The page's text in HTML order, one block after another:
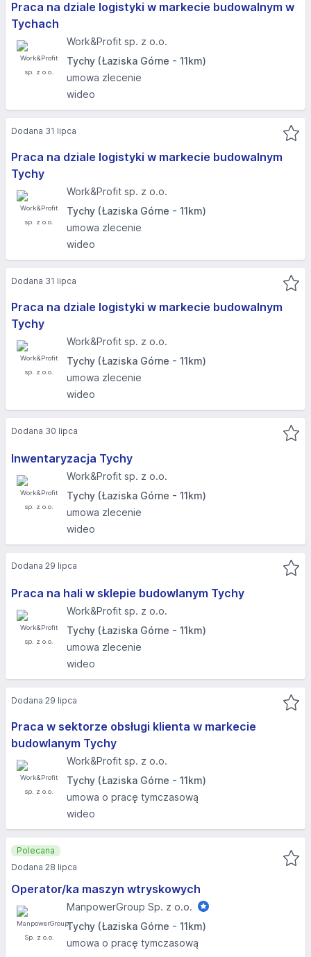
Praca na dziale logistyki w markecie budowalnym w
Tychach
Work&Profit sp. z o.o.
Tychy (Łaziska Górne - 11km)
umowa zlecenie
wideo
Praca na dziale logistyki w markecie budowalnym
Tychy
Work&Profit sp. z o.o.
Tychy (Łaziska Górne - 11km)
umowa zlecenie
wideo
Dodana 31 lipca
Praca na dziale logistyki w markecie budowalnym
Tychy
Work&Profit sp. z o.o.
Tychy (Łaziska Górne - 11km)
umowa zlecenie
wideo
Dodana 31 lipca
Inwentaryzacja Tychy
Work&Profit sp. z o.o.
Tychy (Łaziska Górne - 11km)
umowa zlecenie
wideo
Dodana 30 lipca
Praca na hali w sklepie budowlanym Tychy
Work&Profit sp. z o.o.
Tychy (Łaziska Górne - 11km)
umowa zlecenie
wideo
Dodana 29 lipca
Praca w sektorze obsługi klienta w markecie
budowlanym Tychy
Work&Profit sp. z o.o.
Tychy (Łaziska Górne - 11km)
umowa o pracę tymczasową
wideo
Dodana 29 lipca
Operator/ka maszyn wtryskowych
ManpowerGroup Sp. z o.o.
Tychy (Łaziska Górne - 11km)
umowa o pracę tymczasową
Polecana
Dodana 28 lipca